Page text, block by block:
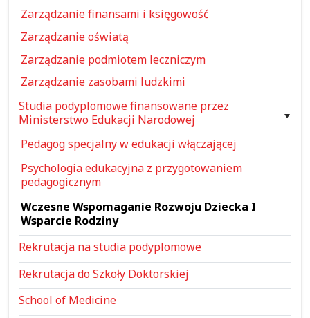
Zarządzanie finansami i księgowość
Zarządzanie oświatą
Zarządzanie podmiotem leczniczym
Zarządzanie zasobami ludzkimi
Studia podyplomowe finansowane przez
Ministerstwo Edukacji Narodowej
Pedagog specjalny w edukacji włączającej
Psychologia edukacyjna z przygotowaniem
pedagogicznym
Wczesne Wspomaganie Rozwoju Dziecka I
Wsparcie Rodziny
Rekrutacja na studia podyplomowe
Rekrutacja do Szkoły Doktorskiej
School of Medicine